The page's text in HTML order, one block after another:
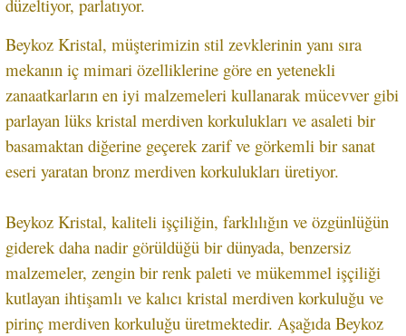
düzeltiyor, parlatıyor.
Beykoz Kristal, müşterimizin stil zevklerinin yanı sıra
mekanın iç mimari özelliklerine göre en yetenekli
zanaatkarların en iyi malzemeleri kullanarak mücevver gibi
parlayan lüks kristal merdiven korkulukları ve asaleti bir
basamaktan diğerine geçerek zarif ve görkemli bir sanat
eseri yaratan bronz merdiven korkulukları üretiyor.
Beykoz Kristal, kaliteli işçiliğin, farklılığın ve özgünlüğün
giderek daha nadir görüldüğü bir dünyada, benzersiz
malzemeler, zengin bir renk paleti ve mükemmel işçiliği
kutlayan ihtişamlı ve kalıcı kristal merdiven korkuluğu ve
pirinç merdiven korkuluğu üretmektedir. Aşağıda Beykoz